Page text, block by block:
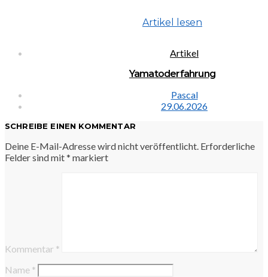
Artikel lesen
Artikel
Yamatoderfahrung
Pascal
29.06.2026
SCHREIBE EINEN KOMMENTAR
Deine E-Mail-Adresse wird nicht veröffentlicht. Erforderliche
Felder sind mit* markiert
Kommentar *
Name *